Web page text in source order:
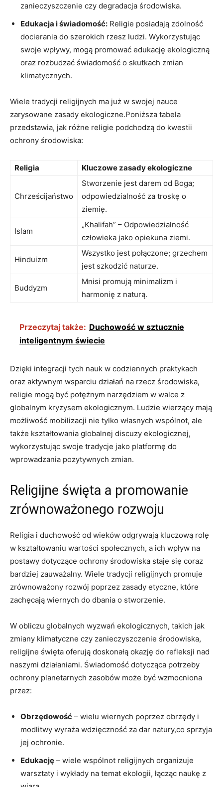
zanieczyszczenie czy degradacja środowiska.
Edukacja i świadomość: Religie ⁣posiadają zdolność
docierania do ​szerokich rzesz ludzi. Wykorzystując
swoje wpływy, mogą ⁤promować edukację ekologiczną
oraz rozbudzać​ świadomość o skutkach zmian
klimatycznych.
Wiele tradycji religijnych ma⁤ już ‍w swojej⁢ nauce
zarysowane zasady ekologiczne.Poniższa tabela⁢
przedstawia, jak różne‍ religie⁢ podchodzą do kwestii
ochrony środowiska:
Religia Kluczowe​ zasady ekologiczne
Chrześcijaństwo
Stworzenie jest darem od Boga;
odpowiedzialność⁤ za troskę o
ziemię.
Islam
„Khalifah” – ​Odpowiedzialność
człowieka jako ‍opiekuna ziemi.
Hinduizm
Wszystko jest połączone; grzechem
jest szkodzić naturze.
Buddyzm
Mnisi promują minimalizm i
⁤harmonię z naturą.
Przeczytaj także: Duchowość w sztucznie
inteligentnym świecie
Dzięki integracji tych nauk‌ w codziennych praktykach
oraz aktywnym wsparciu działań⁢ na rzecz środowiska,
religie mogą być potężnym narzędziem w walce z
⁣globalnym kryzysem ekologicznym. Ludzie wierzący mają⁣
możliwość mobilizacji ‌nie tylko własnych ⁢wspólnot, ale
‌także⁣ kształtowania globalnej discuzy ekologicznej,
wykorzystując swoje tradycje jako platformę do
wprowadzania pozytywnych ‍zmian.
Religijne święta a promowanie
zrównoważonego rozwoju
Religia i duchowość⁣ od ⁤wieków odgrywają kluczową rolę
w kształtowaniu⁤ wartości społecznych, a ich wpływ na​
postawy ⁣dotyczące ochrony środowiska‍ staje się ‌coraz
bardziej zauważalny. Wiele tradycji ⁢religijnych promuje
zrównoważony ⁣rozwój poprzez ‌zasady etyczne, ‌które
zachęcają ⁢wiernych‌ do‌ dbania‍ o stworzenie.
W⁣ obliczu globalnych wyzwań ekologicznych, takich jak
zmiany klimatyczne czy‍ zanieczyszczenie środowiska,
religijne ⁣święta oferują doskonałą okazję do refleksji nad
naszymi działaniami. Świadomość⁣ dotycząca ⁤potrzeby
ochrony‌ planetarnych zasobów może być wzmocniona
przez:
Obrzędowość ⁣–​ wielu wiernych ‌poprzez obrzędy i
modlitwy wyraża wdzięczność za dar natury,co sprzyja
jej ochronie.
Edukację ⁢– wiele‍ wspólnot religijnych organizuje
warsztaty i ⁢wykłady na temat ekologii, łącząc naukę ‍z